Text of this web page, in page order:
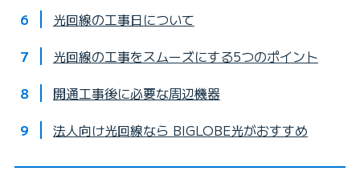
光回線の工事日について
光回線の工事をスムーズにする5つのポイント
開通工事後に必要な周辺機器
法人向け光回線なら BIGLOBE光がおすすめ